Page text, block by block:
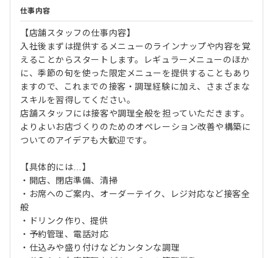
仕事内容
【店舗スタッフの仕事内容】
入社後まずは提供するメニューのラインナップや内容を覚
えることからスタートします。レギュラーメニューのほか
に、季節の旬を使った限定メニューを提供することもあり
ますので、これまでの接客・調理経験に加え、さまざまな
スキルを習得してください。
店舗スタッフには接客や調理全般を担っていただきます。
よりよいお店づくりのためのオペレーション改善や構築に
ついてのアイデアも大歓迎です。
【具体的には…】
・開店、閉店準備、清掃
・お席へのご案内、オーダーテイク、レジ対応など接客全
般
・ドリンク作り、提供
・予約管理、電話対応
・仕込みや盛り付けなどカンタンな調理